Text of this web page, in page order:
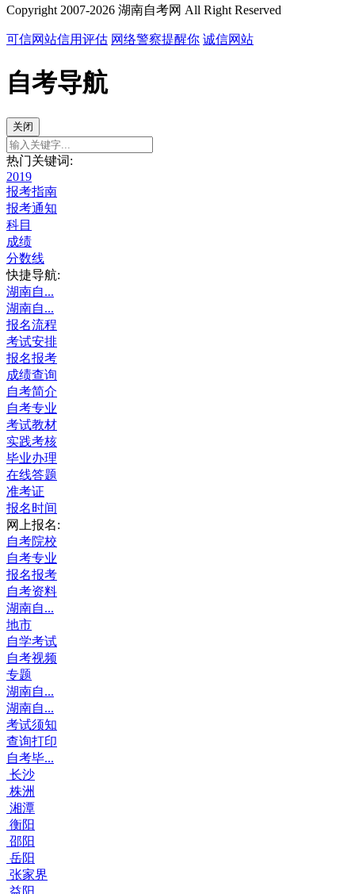
Copyright 2007-2026 湖南自考网 All Right Reserved
可信网站信用评估 网络警察提醒你 诚信网站
自考导航
关闭
热门关键词:
2019
报考指南
报考通知
科目
成绩
分数线
快捷导航:
湖南自...
湖南自...
报名流程
考试安排
报名报考
成绩查询
自考简介
自考专业
考试教材
实践考核
毕业办理
在线答题
准考证
报名时间
网上报名:
自考院校
自考专业
报名报考
自考资料
湖南自...
地市
自学考试
自考视频
专题
湖南自...
湖南自...
考试须知
查询打印
自考毕...
长沙
株洲
湘潭
衡阳
邵阳
岳阳
张家界
益阳